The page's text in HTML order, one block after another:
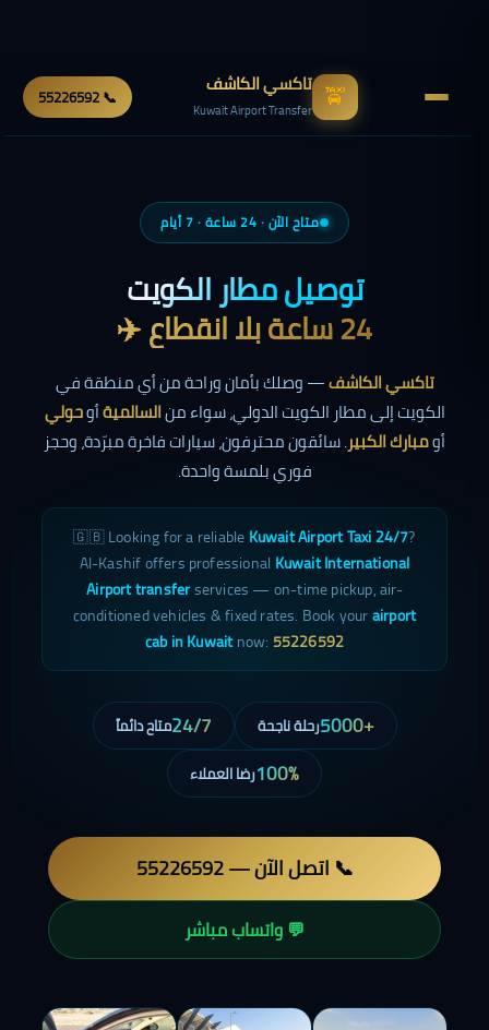
🚖 تاكسي الكاشف
Kuwait Airport Transfer
📞 55226592
متاح الآن · 24 ساعة · 7 أيام
توصيل مطار الكويت
24 ساعة بلا انقطاع ✈️
تاكسي الكاشف— وصلك بأمان وراحة من أي منطقة في
الكويت إلى مطار الكويت الدولي، سواء منالسالميةأوحولي
أومبارك الكبير. سائقون محترفون، سيارات فاخرة مبرّدة، وحجز
فوري بلمسة واحدة.
🇬🇧 Looking for a reliableKuwait Airport Taxi 24/7?
Al-Kashif offers professional Kuwait International
Airport transferservices — on-time pickup, air-
conditioned vehicles & fixed rates. Book yourairport
cab in Kuwaitnow: 55226592
+5000 رحلة ناجحة 24/7متاح دائماً
100%رضا العملاء
📞 اتصل الآن — 55226592
💬 واتساب مباشر